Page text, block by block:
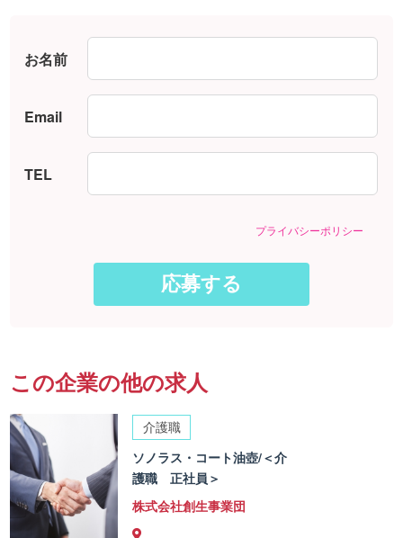
お名前
Email
TEL
プライバシーポリシー
この企業の他の求人
介護職
ソノラス・コート油壺/＜介
護職 正社員＞
株式会社創生事業団